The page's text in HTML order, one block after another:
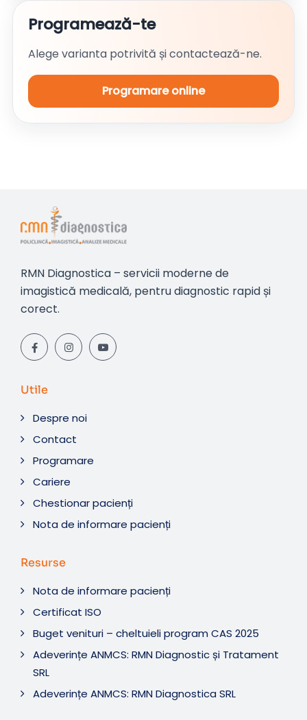
Programează-te
Alege varianta potrivită și contactează-ne.
Programare online
RMN Diagnostica – servicii moderne de
imagistică medicală, pentru diagnostic rapid și
corect.
Utile
Despre noi
Contact
Programare
Cariere
Chestionar pacienți
Nota de informare pacienți
Resurse
Nota de informare pacienți
Certificat ISO
Buget venituri – cheltuieli program CAS 2025
Adeverințe ANMCS: RMN Diagnostic și Tratament
SRL
Adeverințe ANMCS: RMN Diagnostica SRL